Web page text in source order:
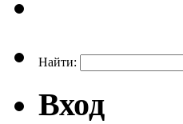
Найти:
Вход